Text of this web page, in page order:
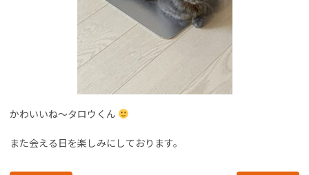
かわいいね～タロウくん
また会える日を楽しみにしております。